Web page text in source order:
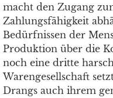
macht den Zugang
Zahlungsfähigkeit
Bedürfnissen der
Produktion über die
noch eine dritte
Warengesellschaft
Drangs auch ihrem